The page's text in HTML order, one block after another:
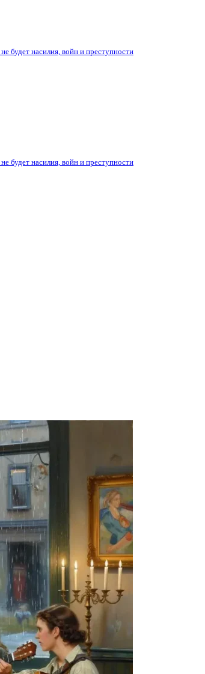
будет насилия, войн и преступности
будет насилия, войн и преступности